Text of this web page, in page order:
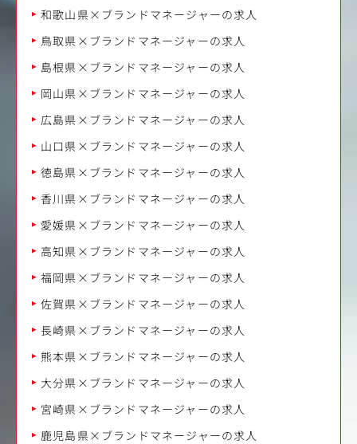
和歌山県×ブランドマネージャーの求人
鳥取県×ブランドマネージャーの求人
島根県×ブランドマネージャーの求人
岡山県×ブランドマネージャーの求人
広島県×ブランドマネージャーの求人
山口県×ブランドマネージャーの求人
徳島県×ブランドマネージャーの求人
香川県×ブランドマネージャーの求人
愛媛県×ブランドマネージャーの求人
高知県×ブランドマネージャーの求人
福岡県×ブランドマネージャーの求人
佐賀県×ブランドマネージャーの求人
長崎県×ブランドマネージャーの求人
熊本県×ブランドマネージャーの求人
大分県×ブランドマネージャーの求人
宮崎県×ブランドマネージャーの求人
鹿児島県×ブランドマネージャーの求人